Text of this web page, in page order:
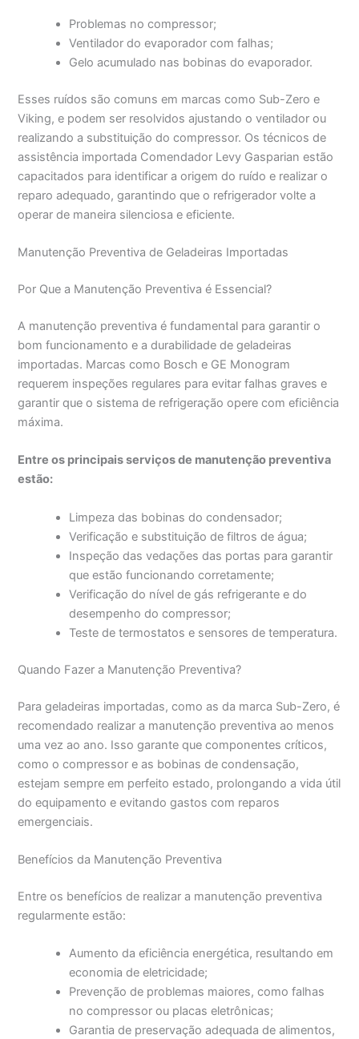
Problemas no compressor;
Ventilador do evaporador com falhas;
Gelo acumulado nas bobinas do evaporador.
Esses ruídos são comuns em marcas como Sub-Zero e
Viking, e podem ser resolvidos ajustando o ventilador ou
realizando a substituição do compressor. Os técnicos de
assistência importada Comendador Levy Gasparian estão
capacitados para identificar a origem do ruído e realizar o
reparo adequado, garantindo que o refrigerador volte a
operar de maneira silenciosa e eficiente.
Manutenção Preventiva de Geladeiras Importadas
Por Que a Manutenção Preventiva é Essencial?
A manutenção preventiva é fundamental para garantir o
bom funcionamento e a durabilidade de geladeiras
importadas. Marcas como Bosch e GE Monogram
requerem inspeções regulares para evitar falhas graves e
garantir que o sistema de refrigeração opere com eficiência
máxima.
Entre os principais serviços de manutenção preventiva
estão:
Limpeza das bobinas do condensador;
Verificação e substituição de filtros de água;
Inspeção das vedações das portas para garantir
que estão funcionando corretamente;
Verificação do nível de gás refrigerante e do
desempenho do compressor;
Teste de termostatos e sensores de temperatura.
Quando Fazer a Manutenção Preventiva?
Para geladeiras importadas, como as da marca Sub-Zero, é
recomendado realizar a manutenção preventiva ao menos
uma vez ao ano. Isso garante que componentes críticos,
como o compressor e as bobinas de condensação,
estejam sempre em perfeito estado, prolongando a vida útil
do equipamento e evitando gastos com reparos
emergenciais.
Benefícios da Manutenção Preventiva
Entre os benefícios de realizar a manutenção preventiva
regularmente estão:
Aumento da eficiência energética, resultando em
economia de eletricidade;
Prevenção de problemas maiores, como falhas
no compressor ou placas eletrônicas;
Garantia de preservação adequada de alimentos,